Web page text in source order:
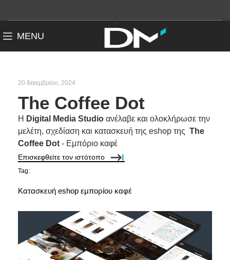
MENU
20 δεκεμβρίου, 2024
The Coffee Dot
Η Digital Media Studio ανέλαβε και ολοκλήρωσε την
μελέτη, σχεδίαση και κατασκευή της eshop της The
Coffee Dot - Εμπόριο καφέ
Επισκεφθείτε τον ιστότοπο
Tag:
Κατασκευή eshop εμπορίου καφέ